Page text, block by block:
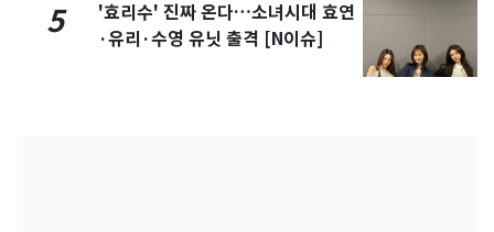
5
'효리수' 진짜 온다…소녀시대 효연
·유리·수영 유닛 출격 [N이슈]